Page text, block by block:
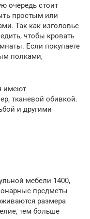
очередь стоит
простым или
Так как изголовье
чтобы кровать
Если покупаете
полками,
имеют
тканевой обивкой.
и другими
мебели 1400,
предметы
размера
тем больше